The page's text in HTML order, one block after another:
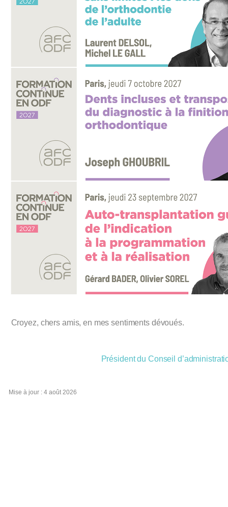
Croyez, chers amis, en mes sentiments dévoués.
Président du Conseil
Mise à jour : 4 août 2026